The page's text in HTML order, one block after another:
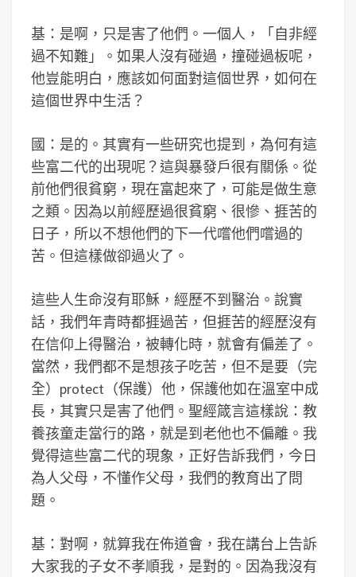
基：是啊，只是害了他們。一個人，「自非經
過不知難」。如果人沒有碰過，撞碰過板呢，
他豈能明白，應該如何面對這個世界，如何在
這個世界中生活？
國：是的。其實有一些研究也提到，為何有這
些富二代的出現呢？這與暴發戶很有關係。從
前他們很貧窮，現在富起來了，可能是做生意
之類。因為以前經歷過很貧窮、很慘、捱苦的
日子，所以不想他們的下一代嚐他們嚐過的
苦。但這樣做卻過火了。
這些人生命沒有耶穌，經歷不到醫治。說實
話，我們年青時都捱過苦，但捱苦的經歷沒有
在信仰上得醫治，被轉化時，就會有偏差了。
當然，我們都不是想孩子吃苦，但不是要（完
全）protect（保護）他，保護他如在溫室中成
長，其實只是害了他們。聖經箴言這樣說：教
養孩童走當行的路，就是到老他也不偏離。我
覺得這些富二代的現象，正好告訴我們，今日
為人父母，不懂作父母，我們的教育出了問
題。
基：對啊，就算我在佈道會，我在講台上告訴
大家我的子女不孝順我，是對的。因為我沒有